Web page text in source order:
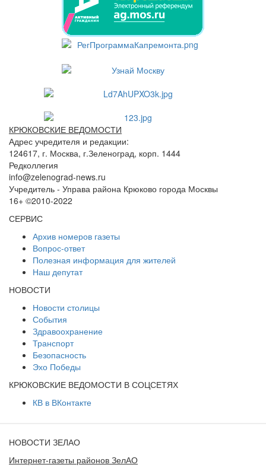
КРЮКОВСКИЕ ВЕДОМОСТИ
Адрес учредителя и редакции:
124617, г. Москва, г.Зеленоград, корп. 1444
Редколлегия
info@zelenograd-news.ru
Учредитель - Управа района Крюково города Москвы
16+ ©2010-2022
СЕРВИС
Архив номеров газеты
Вопрос-ответ
Полезная информация для жителей
Наш депутат
НОВОСТИ
Новости столицы
События
Здравоохранение
Транспорт
Безопасность
Эхо Победы
КРЮКОВСКИЕ ВЕДОМОСТИ В СОЦСЕТЯХ
КВ в ВКонтакте
НОВОСТИ ЗЕЛАО
Интернет-газеты районов ЗелАО